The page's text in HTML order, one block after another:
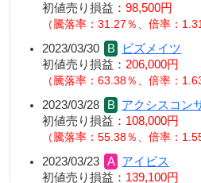
初値売り損益： 98,500円
騰落率：31.27％、倍率：
2023/03/30
ビズメイツ
初値売り損益： 206,000円
騰落率：63.38％、倍率：
2023/03/28
アクシスコン
初値売り損益： 108,000円
騰落率：55.38％、倍率：
2023/03/23
アイビス
初値売り損益： 139,100円